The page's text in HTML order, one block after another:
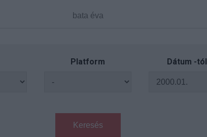
Platform Dátum -tól
Keresés